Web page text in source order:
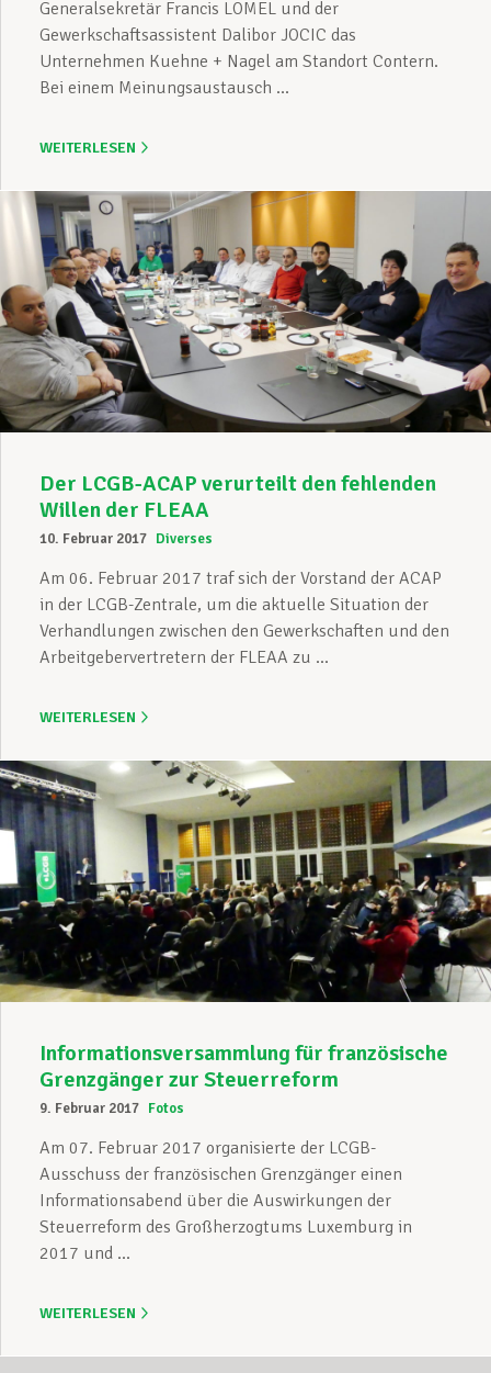
Generalsekretär Francis LOMEL und der
Gewerkschaftsassistent Dalibor JOCIC das
Unternehmen Kuehne + Nagel am Standort Contern.
Bei einem Meinungsaustausch ...
WEITERLESEN
Der LCGB-ACAP verurteilt den fehlenden
Willen der FLEAA
10. Februar 2017 Diverses
Am 06. Februar 2017 traf sich der Vorstand der ACAP
in der LCGB-Zentrale, um die aktuelle Situation der
Verhandlungen zwischen den Gewerkschaften und den
Arbeitgebervertretern der FLEAA zu ...
WEITERLESEN
Informationsversammlung für französische
Grenzgänger zur Steuerreform
9. Februar 2017 Fotos
Am 07. Februar 2017 organisierte der LCGB-
Ausschuss der französischen Grenzgänger einen
Informationsabend über die Auswirkungen der
Steuerreform des Großherzogtums Luxemburg in
2017 und ...
WEITERLESEN